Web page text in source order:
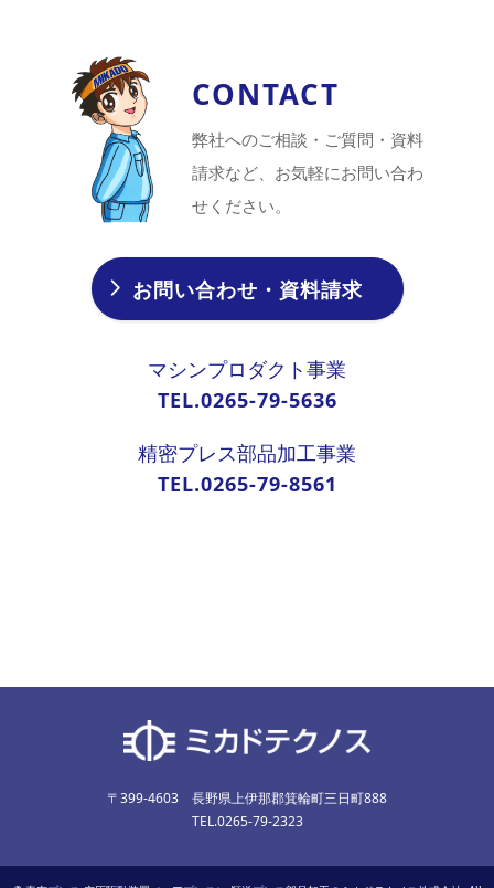
CONTACT
弊社へのご相談・ご質問・資料
請求など、お気軽にお問い合わ
せください。
お問い合わせ・資料請求
マシンプロダクト事業
TEL.0265-79-5636
精密プレス部品加工事業
TEL.0265-79-8561
〒399-4603 長野県上伊那郡箕輪町三日町888
TEL.0265-79-2323